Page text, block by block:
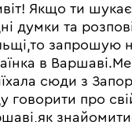
Якщо ти
думки та
запрошую
в
сюди з
говорити про